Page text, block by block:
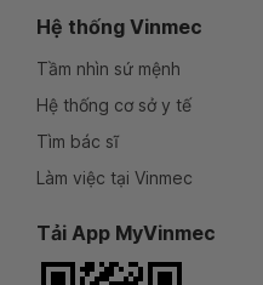
Hệ thống Vinmec
Tầm nhìn sứ mệnh
Hệ thống cơ sở y tế
Tìm bác sĩ
Làm việc tại Vinmec
Tải App MyVinmec